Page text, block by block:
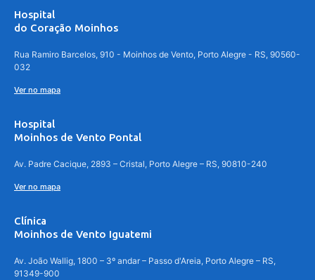
Hospital
do Coração Moinhos
Rua Ramiro Barcelos, 910 - Moinhos de Vento, Porto Alegre - RS, 90560-
032
Ver no mapa
Hospital
Moinhos de Vento Pontal
Av. Padre Cacique, 2893 – Cristal, Porto Alegre – RS, 90810-240
Ver no mapa
Clínica
Moinhos de Vento Iguatemi
Av. João Wallig, 1800 – 3º andar – Passo d'Areia, Porto Alegre – RS,
91349-900